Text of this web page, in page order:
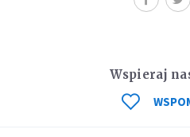
Wspieraj